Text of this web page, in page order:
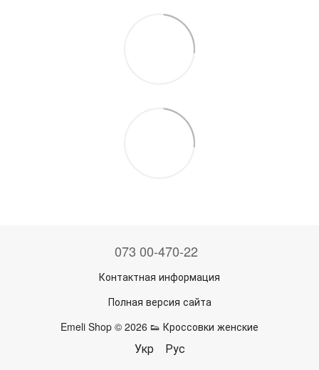
073 00-470-22
Контактная информация
Полная версия сайта
Emeli Shop © 2026 👟 Кроссовки женские
Укр Рус